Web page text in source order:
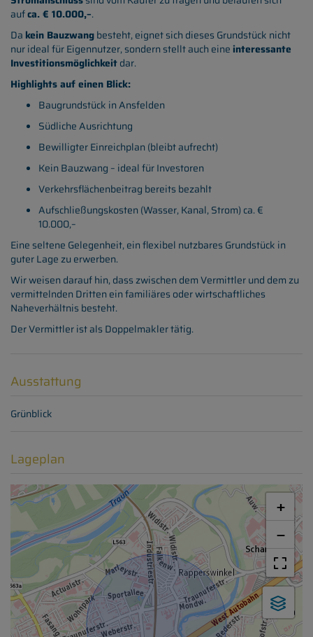
aufca. € 10.000,–.
Da kein Bauzwangbesteht, eignet sich dieses Grundstück nicht
nur ideal für Eigennutzer, sondern stellt auch eine interessante
Investitionsmöglichkeitdar.
Highlights auf einen Blick:
Baugrundstück in Ansfelden
Südliche Ausrichtung
Bewilligter Einreichplan (bleibt aufrecht)
Kein Bauzwang – ideal für Investoren
Verkehrsflächenbeitrag bereits bezahlt
Aufschließungskosten (Wasser, Kanal, Strom) ca. €
10.000,–
Eine seltene Gelegenheit, ein flexibel nutzbares Grundstück in
guter Lage zu erwerben.
Wir weisen darauf hin, dass zwischen dem Vermittler und dem zu
vermittelnden Dritten ein familiäres oder wirtschaftliches
Naheverhältnis besteht.
Der Vermittler ist als Doppelmakler tätig.
Ausstattung
Grünblick
Lageplan
+
−